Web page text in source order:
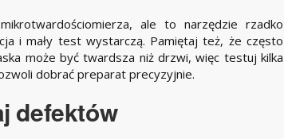
ale to narzędzie rzadko
i mały test wystarczą. Pamiętaj też, że często
może być twardsza niż drzwi, więc testuj kilka
dobrać preparat precyzyjnie.
defektów